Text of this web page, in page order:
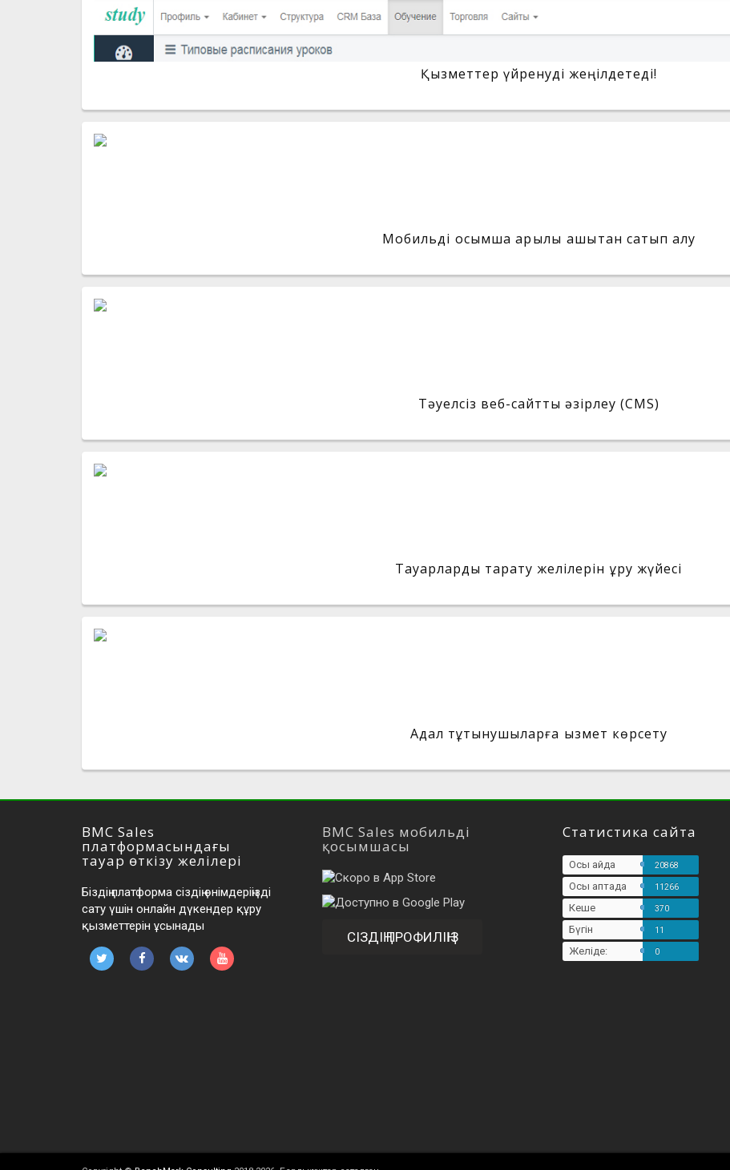
Қызметтер үйренуді жеңілдетеді!
Мобильді қосымша арқылы қашықтан сатып алу
Тәуелсіз веб-сайтты әзірлеу (CMS)
Тауарларды тарату желілерін құру жүйесі
Адал тұтынушыларға қызмет көрсету
BMC Sales
платформасындағы
тауар өткізу желілері
Біздің платформа сіздің өнімдеріңізді
сату үшін онлайн дүкендер құру
қызметтерін ұсынады
BMC Sales мобильді
қосымшасы
СІЗДІҢ ПРОФИЛІҢІЗ
Статистика сайта
Осы айда 20868
Осы аптада 11266
Кеше 370
Бүгін 11
Желіде: 0